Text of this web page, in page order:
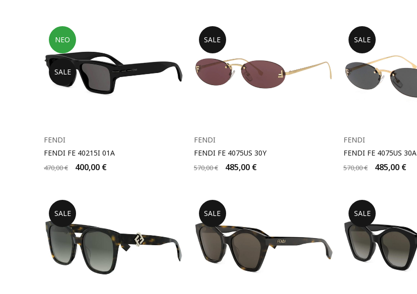
ΝΈΟ
SALE
FENDI
FENDI FE 40215I 01A
470,00€ 400,00 €
SALE
FENDI
FENDI FE 4075US 30Y
570,00€ 485,00 €
SALE
FENDI
FENDI FE 4075US 30A
570,00€ 485,00 €
SALE SALE SALE